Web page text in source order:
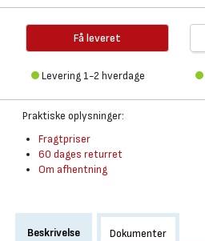
Få leveret
Levering 1-2 hverdage
Praktiske oplysninger:
Fragtpriser
60 dages returret
Om afhentning
Beskrivelse Dokumenter